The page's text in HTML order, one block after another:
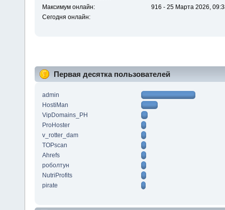
Максимум онлайн:
916 - 25 Марта 2026,
Сегодня онлайн:
Первая десятка пользователей
admin
HostiMan
VipDomains_PH
ProHoster
v_rotter_dam
TOPscan
Ahrefs
роболтун
NutriProfits
pirate